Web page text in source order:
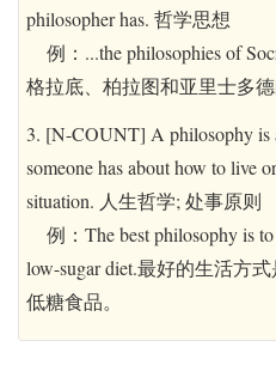
philosopher has. 哲学思想
例：...the philosophies of
格拉底、柏拉图和亚里士多德
3. [N-COUNT] A philosophy is
someone has about how to live
situation. 人生哲学; 处事原则
例：The best philosophy is
low-sugar diet.最好的生活方
低糖食品。